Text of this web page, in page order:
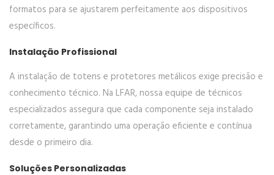
formatos para se ajustarem perfeitamente aos dispositivos
específicos.
Instalação Profissional
A instalação de totens e protetores metálicos exige precisão e
conhecimento técnico. Na LFAR, nossa equipe de técnicos
especializados assegura que cada componente seja instalado
corretamente, garantindo uma operação eficiente e contínua
desde o primeiro dia.
Soluções Personalizadas